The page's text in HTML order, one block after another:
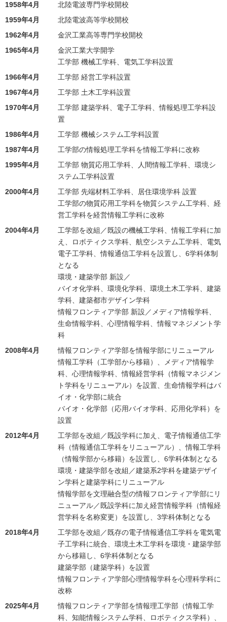
1958年4月
北陸電波専門学校開校
1959年4月
北陸電波高等学校開校
1962年4月
金沢工業高等専門学校開校
1965年4月
金沢工業大学開学
工学部 機械工学科、電気工学科設置
1966年4月
工学部 経営工学科設置
1967年4月
工学部 土木工学科設置
1970年4月
工学部 建築学科、電子工学科、情報処理工学科設
置
1986年4月
工学部 機械システム工学科設置
1987年4月
工学部の情報処理工学科を情報工学科に改称
1995年4月
工学部 物質応用工学科、人間情報工学科、環境シ
ステム工学科設置
2000年4月
工学部 先端材料工学科、居住環境学科 設置
工学部の物質応用工学科を物質システム工学科、経
営工学科を経営情報工学科に改称
2004年4月
工学部を改組／既設の機械工学科、情報工学科に加
え、ロボティクス学科、航空システム工学科、電気
電子工学科、情報通信工学科を設置し、6学科体制
となる
環境・建築学部 新設／
バイオ化学科、環境化学科、環境土木工学科、建築
学科、建築都市デザイン学科
情報フロンティア学部 新設／メディア情報学科、
生命情報学科、心理情報学科、情報マネジメント学
科
2008年4月
情報フロンティア学部を情報学部にリニューアル
情報工学科（工学部から移籍）、メディア情報学
科、心理情報学科、情報経営学科（情報マネジメン
ト学科をリニューアル）を設置、生命情報学科はバ
イオ・化学部に統合
バイオ・化学部（応用バイオ学科、応用化学科）を
設置
2012年4月
工学部を改組／既設学科に加え、電子情報通信工学
科（情報通信工学科をリニューアル）、情報工学科
（情報学部から移籍）を設置し、6学科体制となる
環境・建築学部を改組／建築系2学科を建築デザイ
ン学科と建築学科にリニューアル
情報学部を文理融合型の情報フロンティア学部にリ
ニューアル／既設学科に加え経営情報学科（情報経
営学科を名称変更）を設置し、3学科体制となる
2018年4月
工学部を改組／既存の電子情報通信工学科を電気電
子工学科に統合、環境土木工学科を環境・建築学部
から移籍し、6学科体制となる
建築学部（建築学科）を設置
情報フロンティア学部心理情報学科を心理科学科に
改称
2025年4月
情報フロンティア学部を情報理工学部（情報工学
科、知能情報システム学科、ロボティクス学科）、